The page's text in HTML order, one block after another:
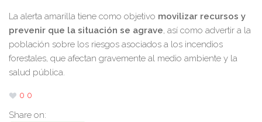
La alerta amarilla tiene como objetivo movilizar recursos y
prevenir que la situación se agrave, así como advertir a la
población sobre los riesgos asociados a los incendios
forestales, que afectan gravemente al medio ambiente y la
salud pública.
0 0
Share on: